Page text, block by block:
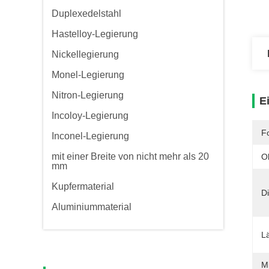
Duplexedelstahl
Hastelloy-Legierung
Nickellegierung
Monel-Legierung
Nitron-Legierung
Incoloy-Legierung
Inconel-Legierung
mit einer Breite von nicht mehr als 20
mm
Kupfermaterial
Aluminiummaterial